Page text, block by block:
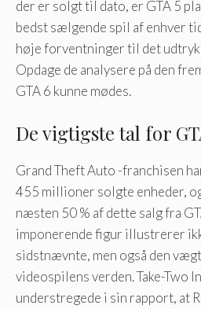
der er solgt til dato, er GTA 5
bedst sælgende spil af enhver
høje forventninger til det
Opdage de analysere på den
GTA 6 kunne mødes.
De vigtigste tal for
Grand Theft Auto -franchisen
455 millioner solgte enheder,
næsten 50 % af dette salg fra
imponerende figur illustrerer
sidstnævnte, men også den
videospilens verden. Take-Two
understregede i sin rapport, at